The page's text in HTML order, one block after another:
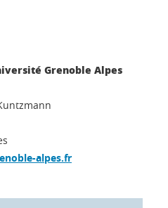
Grenoble Alpes
alpes.fr